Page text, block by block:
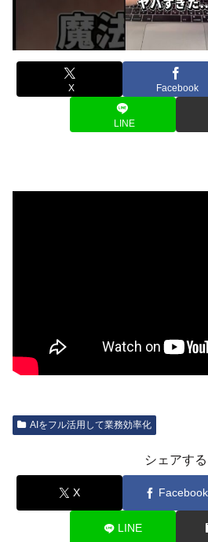
X Facebook
LINE
AIをフル活用して業務効率化
シェアする
X Facebook
LINE